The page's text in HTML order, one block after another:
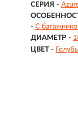
СЕРИЯ -
- С
ДИАМЕТР -
ЦВЕТ -